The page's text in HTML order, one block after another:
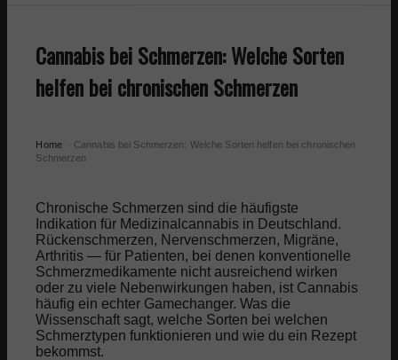
Menü Menü
Cannabis bei Schmerzen: Welche Sorten
helfen bei chronischen Schmerzen
Home
Cannabis bei Schmerzen: Welche Sorten helfen bei chronischen
Schmerzen
Chronische Schmerzen sind die häufigste
Indikation für Medizinalcannabis in Deutschland.
Rückenschmerzen, Nervenschmerzen, Migräne,
Arthritis — für Patienten, bei denen konventionelle
Schmerzmedikamente nicht ausreichend wirken
oder zu viele Nebenwirkungen haben, ist Cannabis
häufig ein echter Gamechanger. Was die
Wissenschaft sagt, welche Sorten bei welchen
Schmerztypen funktionieren und wie du ein Rezept
bekommst.